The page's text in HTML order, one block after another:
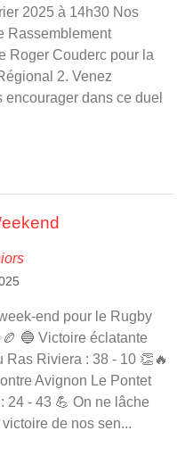
2025 à 14h30 Nos
Rassemblement
Roger Couderc pour la
2. Venez
encourager dans ce duel
end pour le Rugby
🔵 Victoire éclatante
Ras Riviera : 38 - 10 👏🔥
Avignon Le Pontet
24 - 43 💪 On ne lâche
de nos sen...